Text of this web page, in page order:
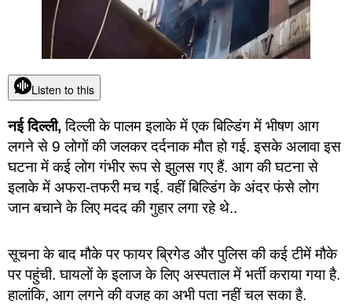
Listen to this
नई दिल्ली, दिल्ली के पालम इलाके में एक बिल्डिंग में भीषण आग
लगने से 9 लोगों की जलकर दर्दनाक मौत हो गई. इसके अलावा इस
घटना में कई लोग गंभीर रूप से झुलस गए हैं. आग की घटना से
इलाके में अफरा-तफरी मच गई. वहीं बिल्डिंग के अंदर फंसे लोग
जान बचाने के लिए मदद की गुहार लगा रहे थे..
सूचना के बाद मौके पर फायर ब्रिगेड और पुलिस की कई टीमें मौके
पर पहुंची. घायलों के इलाज के लिए अस्पताल में भर्ती कराया गया है.
हालांकि, आग लगने की वजह का अभी पता नहीं चल सका है.